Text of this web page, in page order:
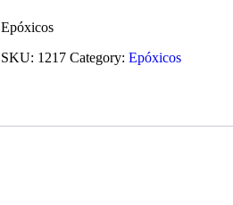
Epóxicos
SKU: 1217 Category: Epóxicos